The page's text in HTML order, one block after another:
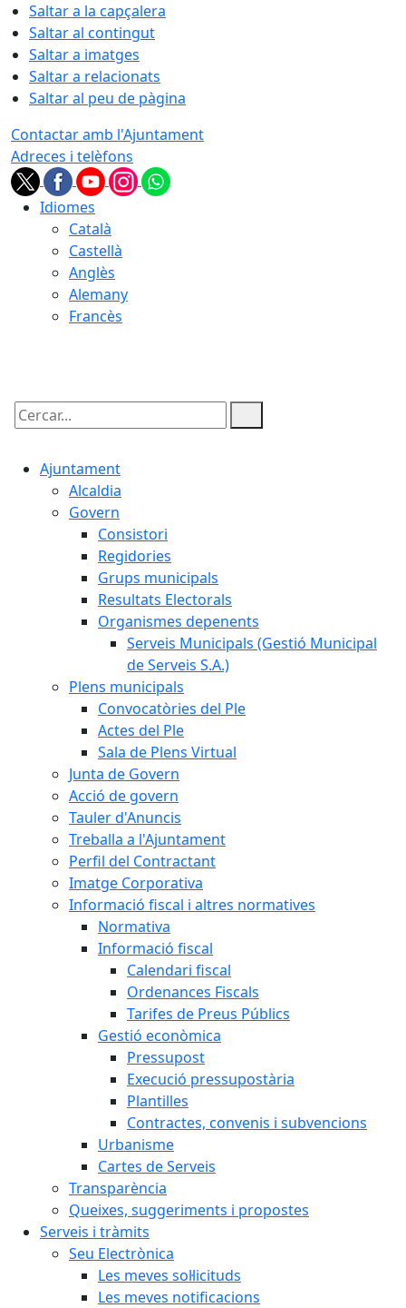
Saltar a la capçalera
Saltar al contingut
Saltar a imatges
Saltar a relacionats
Saltar al peu de pàgina
Contactar amb l'Ajuntament
Adreces i telèfons
Idiomes
Català
Castellà
Anglès
Alemany
Francès
Cercar:
Ajuntament
Alcaldia
Govern
Consistori
Regidories
Grups municipals
Resultats Electorals
Organismes depenents
Serveis Municipals (Gestió Municipal
de Serveis S.A.)
Plens municipals
Convocatòries del Ple
Actes del Ple
Sala de Plens Virtual
Junta de Govern
Acció de govern
Tauler d'Anuncis
Treballa a l'Ajuntament
Perfil del Contractant
Imatge Corporativa
Informació fiscal i altres normatives
Normativa
Informació fiscal
Calendari fiscal
Ordenances Fiscals
Tarifes de Preus Públics
Gestió econòmica
Pressupost
Execució pressupostària
Plantilles
Contractes, convenis i subvencions
Urbanisme
Cartes de Serveis
Transparència
Queixes, suggeriments i propostes
Serveis i tràmits
Seu Electrònica
Les meves sol·licituds
Les meves notificacions